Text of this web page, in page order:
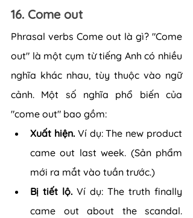
16. Come out
Phrasal verbs Come out là gì? "Come
out" là một cụm từ tiếng Anh có nhiều
nghĩa khác nhau, tùy thuộc vào ngữ
cảnh. Một số nghĩa phổ biến của
"come out" bao gồm:
Xuất hiện. Ví dụ: The new product
came out last week. (Sản phẩm
mới ra mắt vào tuần trước.)
Bị tiết lộ. Ví dụ: The truth finally
came out about the scandal.